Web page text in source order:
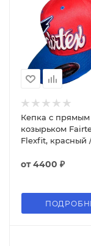
Кепка с прямым
козырьком
Flexfit, красный
от4400 ₽